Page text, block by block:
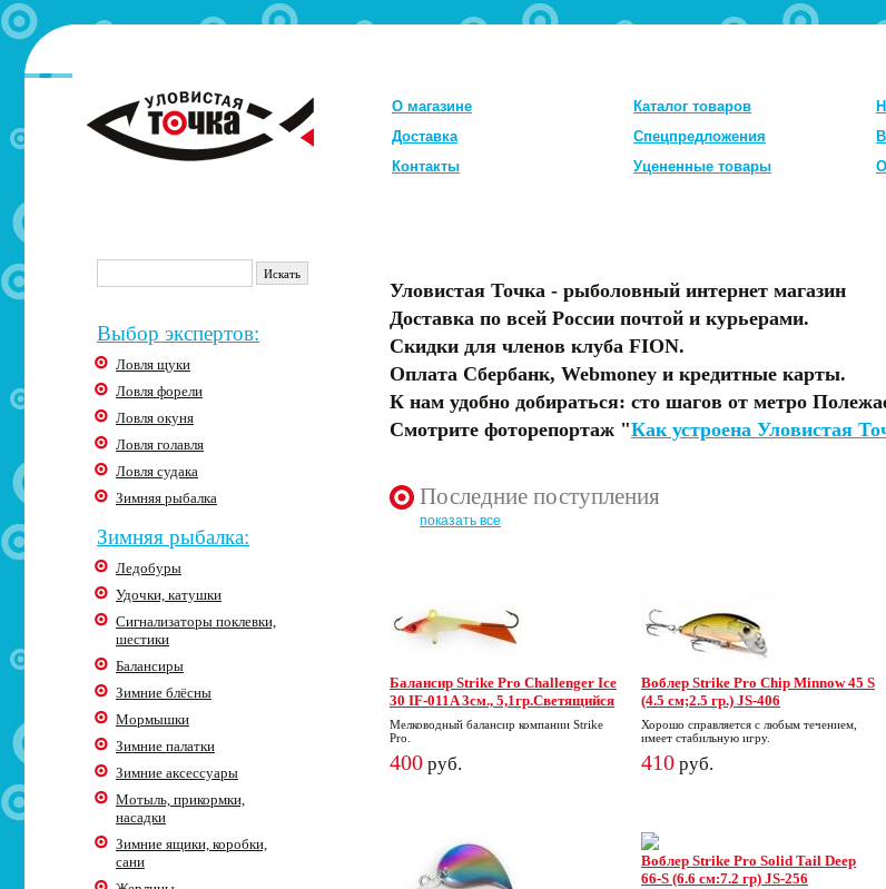
О магазине
Доставка
Контакты
Каталог товаров
Спецпредложения
Уцененные товары
Выбор экспертов:
Ловля щуки
Ловля форели
Ловля окуня
Ловля голавля
Ловля судака
Зимняя рыбалка
Зимняя рыбалка:
Ледобуры
Удочки, катушки
Сигнализаторы поклевки,
шестики
Балансиры
Зимние блёсны
Мормышки
Зимние палатки
Зимние аксессуары
Мотыль, прикормки,
насадки
Зимние ящики, коробки,
сани
Уловистая Точка - рыболовный интернет магазин
Доставка по всей России почтой и курьерами.
Скидки для членов клуба FION.
Оплата Сбербанк, Webmoney и кредитные карты.
К нам удобно добираться: сто шагов от метро
Смотрите фоторепортаж "Как устроена Уловистая
Последние поступления
показать все
Балансир Strike Pro Challenger Ice
30 IF-011A 3cм., 5,1гр.Светящийся
Мелководный балансир компании Strike
Pro.
400 руб.
Воблер Strike Pro Chip Minnow 45 S
(4.5 см;2.5 гр.) JS-406
Хорошо справляется с любым течением,
имеет стабильную игру.
410 руб.
Воблер Strike Pro Solid Tail Deep
66-S (6.6 см:7.2 гр) JS-256